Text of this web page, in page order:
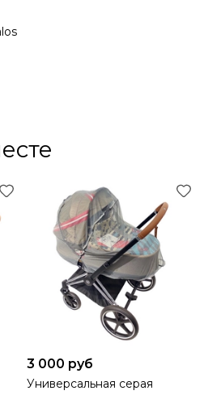
3 000 руб
Универсальная серая